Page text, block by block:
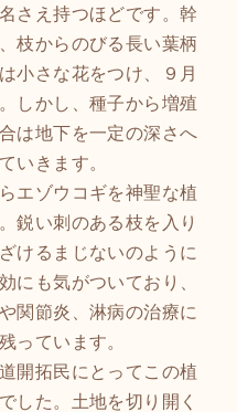
さえ持つほどです。幹
枝からのびる長い葉柄
小さな花をつけ、９月
しかし、種子から増殖
は地下を一定の深さへ
いきます。
エゾウコギを神聖な植
鋭い刺のある枝を入り
けるまじないのように
にも気がついており、
関節炎、淋病の治療に
っています。
開拓民にとってこの植
した。土地を切り開く